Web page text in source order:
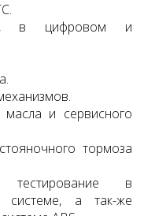
в цифровом и
и сервисного
тормоза
тестирование в
системе, а так-же